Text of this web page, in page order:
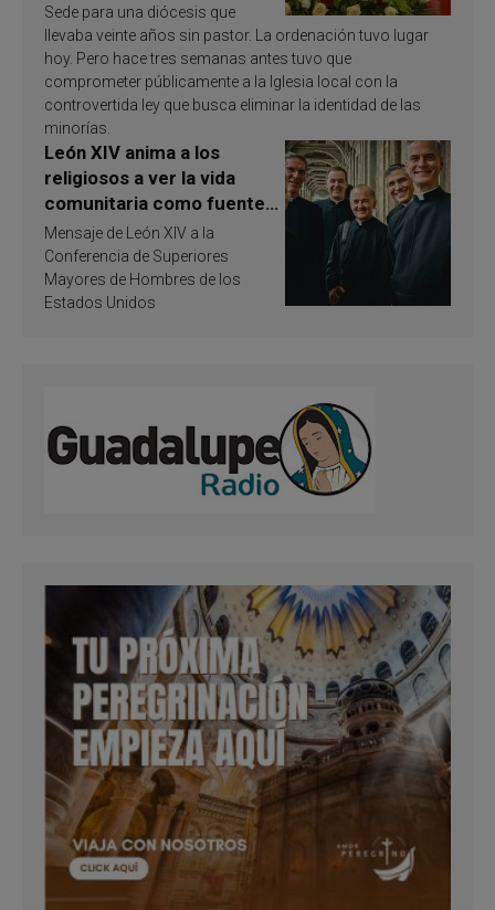
Sede para una diócesis que
llevaba veinte años sin pastor. La ordenación tuvo lugar
hoy. Pero hace tres semanas antes tuvo que
comprometer públicamente a la Iglesia local con la
controvertida ley que busca eliminar la identidad de las
minorías.
León XIV anima a los
religiosos a ver la vida
comunitaria como fuente
de inspiración y
santificación
Mensaje de León XIV a la
Conferencia de Superiores
Mayores de Hombres de los
Estados Unidos